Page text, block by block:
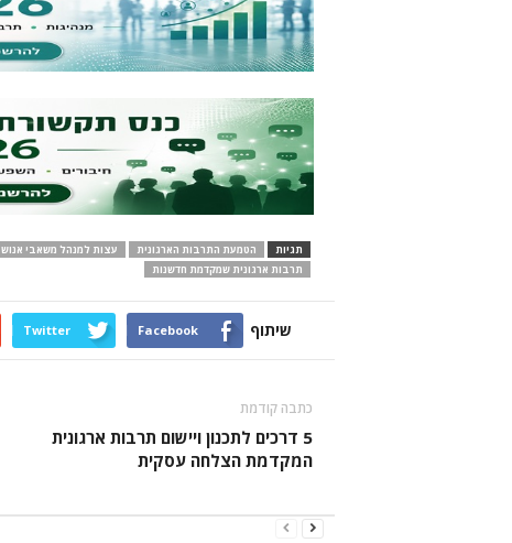
תגיות הטמעת התרבות הארגונית עצות למנהל משאבי אנוש
תרבות ארגונית שמקדמת חדשנות
שיתוף Facebook
Twitter
כתבה קודמת
5 דרכים לתכנון ויישום תרבות ארגונית
המקדמת הצלחה עסקית